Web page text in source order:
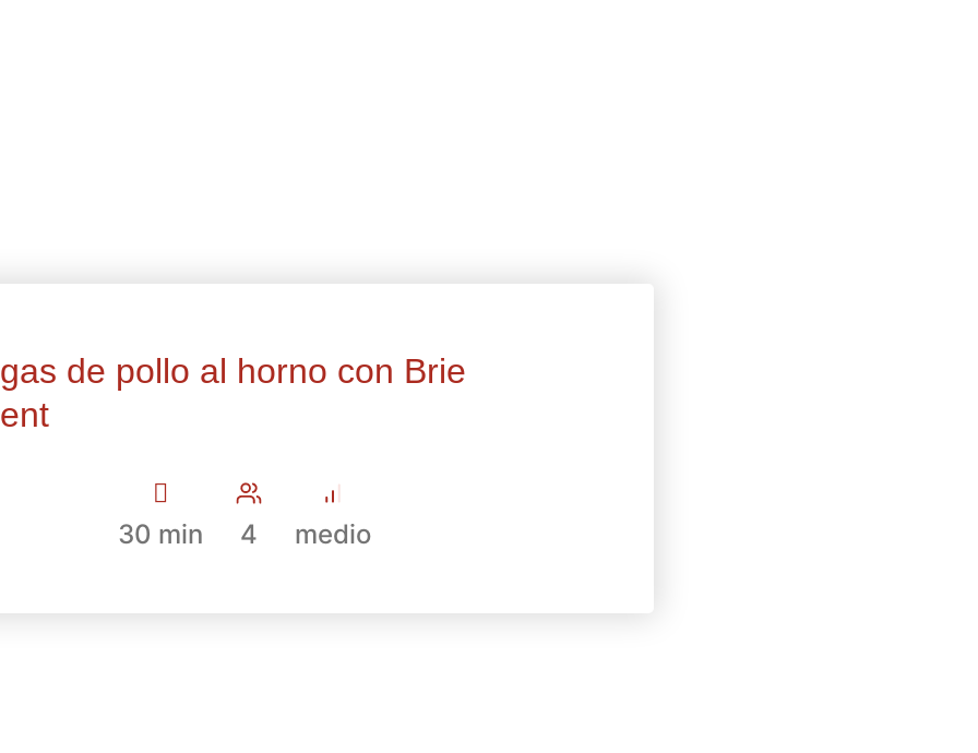
de pollo al horno con Brie
30 min 4 medio